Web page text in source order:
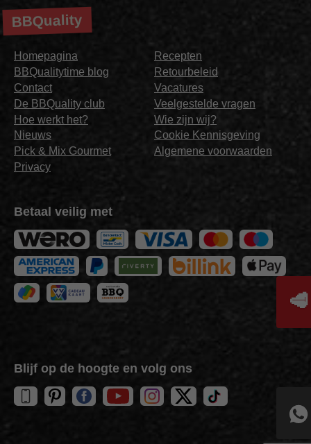
BBQuality
Homepagina
BBQualitytime blog
Contact
De BBQuality club
Hoe werkt het?
Nieuws
Pick & Mix Gourmet
Privacy
Recepten
Retourbeleid
Vacatures
Veelgestelde vragen
Wie zijn wij?
Cookie Kennisgeving
Algemene voorwaarden
Betaal veilig met
Blijf op de hoogte en volg ons
🥩